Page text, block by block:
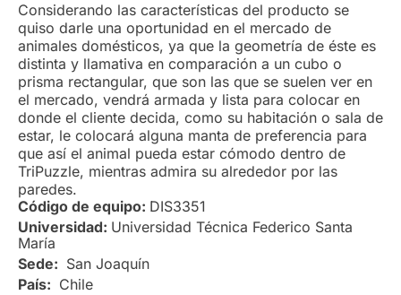
Código de equipo: DIS3351
Universidad: Universidad Técnica Federico Santa
María
Sede: San Joaquín
País: Chile
Considerando las características del producto se
quiso darle una oportunidad en el mercado de
animales domésticos, ya que la geometría de éste es
distinta y llamativa en comparación a un cubo o
prisma rectangular, que son las que se suelen ver en
el mercado, vendrá armada y lista para colocar en
donde el cliente decida, como su habitación o sala de
estar, le colocará alguna manta de preferencia para
que así el animal pueda estar cómodo dentro de
TriPuzzle, mientras admira su alrededor por las
paredes.